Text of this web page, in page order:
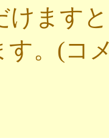
けます
す。(コ